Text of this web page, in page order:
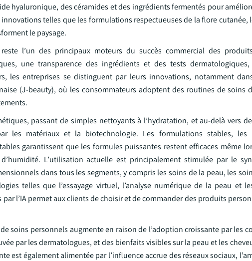
hyaluronique, des céramides et des ingrédients fermentés pour
innovations telles que les formulations respectueuses de la flore cutanée,
le paysage.
l’un des principaux moteurs du succès commercial des
une transparence des ingrédients et des tests
les entreprises se distinguent par leurs innovations, notamment
(J-beauty), où les consommateurs adoptent des routines de soins
passant de simples nettoyants à l’hydratation, et au-delà vers
les matériaux et la biotechnologie. Les formulations stables, les
garantissent que les formules puissantes restent efficaces même
L’utilisation actuelle est principalement stimulée par le
dans tous les segments, y compris les soins de la peau, les
telles que l’essayage virtuel, l’analyse numérique de la peau et
l’IA permet aux clients de choisir et de commander des produits
soins personnels augmente en raison de l’adoption croissante par les
par les dermatologues, et des bienfaits visibles sur la peau et les
est également alimentée par l’influence accrue des réseaux sociaux,